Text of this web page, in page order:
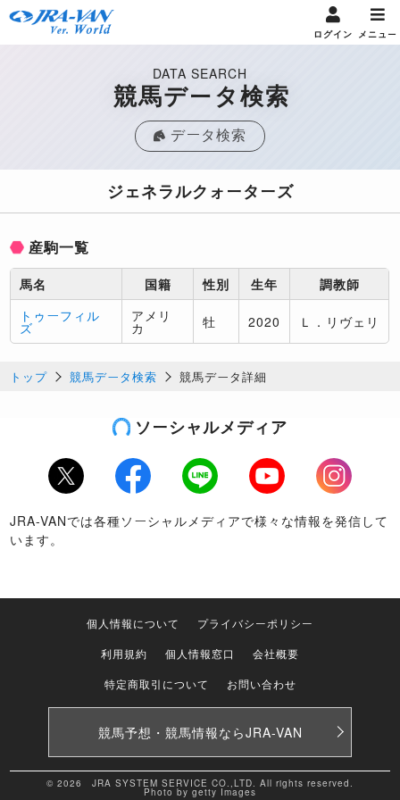
ログイン メニュー
DATA SEARCH
競馬データ検索
データ検索
ジェネラルクォーターズ
産駒一覧
馬名 国籍 性別 生年
調教師
トゥーフィル
ズ
アメリ
カ 牡 2020 Ｌ．リヴェリ
トップ 競馬データ検索 競馬データ詳細
ソーシャルメディア
Twitter Facebook LINE Youtube
Instagram
JRA-VANでは各種ソーシャルメディアで様々な情報を発信して
います。
個人情報について
プライバシーポリシー
利用規約
個人情報窓口
会社概要
特定商取引について
お問い合わせ
競馬予想・競馬情報ならJRA-VAN
© 2026 JRA SYSTEM SERVICE CO.,LTD. All rights reserved.
Photo by getty Images